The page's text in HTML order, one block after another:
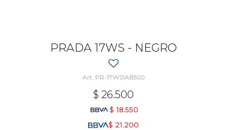
PRADA 17WS - NEGRO
PR-17WS1AB5S0
$ 26.500
$ 18.550
$ 21.200